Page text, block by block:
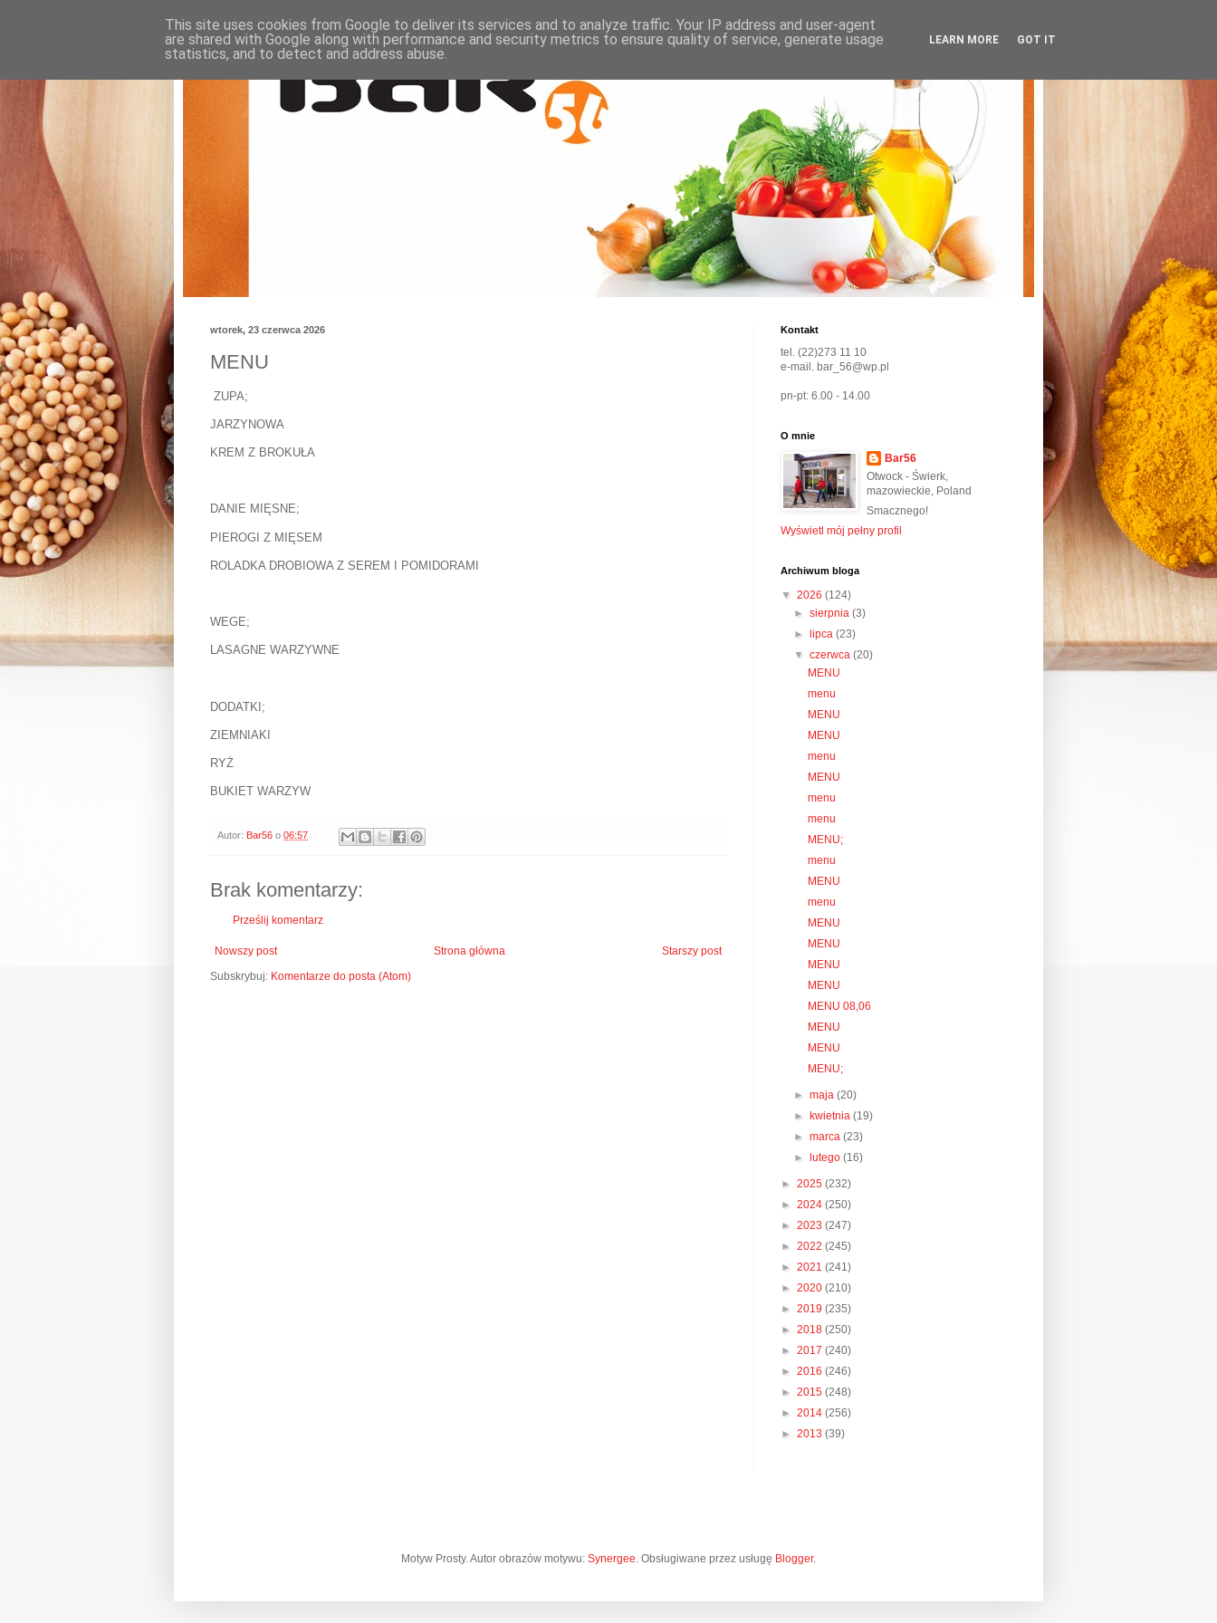
wtorek, 23 czerwca 2026
MENU
ZUPA;
JARZYNOWA
KREM Z BROKUŁA
DANIE MIĘSNE;
PIEROGI Z MIĘSEM
ROLADKA DROBIOWA Z SEREM I POMIDORAMI
WEGE;
LASAGNE WARZYWNE
DODATKI;
ZIEMNIAKI
RYŻ
BUKIET WARZYW
Autor: Bar56 o 06:57
Brak komentarzy:
Prześlij komentarz
Nowszy post Starszy post
Strona główna
Subskrybuj: Komentarze do posta (Atom)
Kontakt
tel. (22)273 11 10
e-mail. bar_56@wp.pl
pn-pt: 6.00 - 14.00
O mnie
Bar56
Otwock - Świerk,
mazowieckie, Poland
Smacznego!
Wyświetl mój pełny profil
Archiwum bloga
▼ 2026 (124)
►sierpnia(3)
►
lipca(23)
▼czerwca(20)
MENU
menu
MENU
MENU
menu
MENU
menu
menu
MENU;
menu
MENU
menu
MENU
MENU
MENU
MENU
MENU 08,06
MENU
MENU
MENU;
►maja(20)
►
kwietnia(19)
►marca(23)
►
lutego(16)
► 2025 (232)
► 2024 (250)
► 2023 (247)
► 2022 (245)
► 2021 (241)
► 2020 (210)
► 2019 (235)
► 2018 (250)
► 2017 (240)
► 2016 (246)
► 2015 (248)
► 2014 (256)
► 2013 (39)
Motyw Prosty. Autor obrazów motywu: Synergee. Obsługiwane przez usługę Blogger.
This site uses cookies from Google to deliver its services and to analyze traffic. Your IP address and user-agent
are shared with Google along with performance and security metrics to ensure quality of service, generate usage
statistics, and to detect and address abuse.
LEARN MORE GOT IT